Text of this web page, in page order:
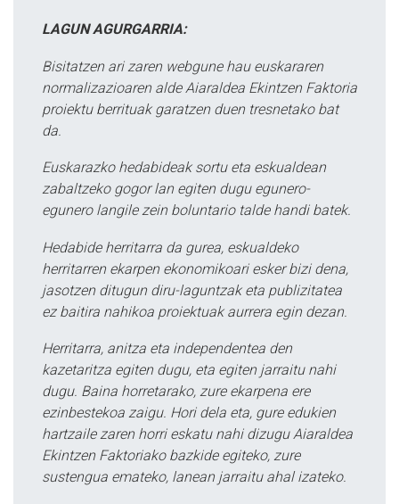
LAGUN AGURGARRIA:
Bisitatzen ari zaren webgune hau euskararen
normalizazioaren alde Aiaraldea Ekintzen Faktoria
proiektu berrituak garatzen duen tresnetako bat
da.
Euskarazko hedabideak sortu eta eskualdean
zabaltzeko gogor lan egiten dugu egunero-
egunero langile zein boluntario talde handi batek.
Hedabide herritarra da gurea, eskualdeko
herritarren ekarpen ekonomikoari esker bizi dena,
jasotzen ditugun diru-laguntzak eta publizitatea
ez baitira nahikoa proiektuak aurrera egin dezan.
Herritarra, anitza eta independentea den
kazetaritza egiten dugu, eta egiten jarraitu nahi
dugu. Baina horretarako, zure ekarpena ere
ezinbestekoa zaigu. Hori dela eta, gure edukien
hartzaile zaren horri eskatu nahi dizugu Aiaraldea
Ekintzen Faktoriako bazkide egiteko, zure
sustengua emateko, lanean jarraitu ahal izateko.